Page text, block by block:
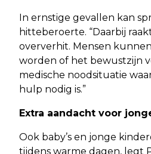
In ernstige gevallen kan
hitteberoerte. “Daarbij
oververhit. Mensen
worden of het bewustzijn
medische noodsituatie
hulp nodig is.”
Extra aandacht voor
Ook baby’s en jonge
tijdens warme dagen, legt